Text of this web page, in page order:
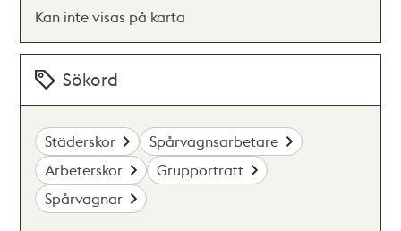
Kan inte visas på karta
Sökord
Städerskor
Spårvagnsarbetare
Arbeterskor
Grupporträtt
Spårvagnar